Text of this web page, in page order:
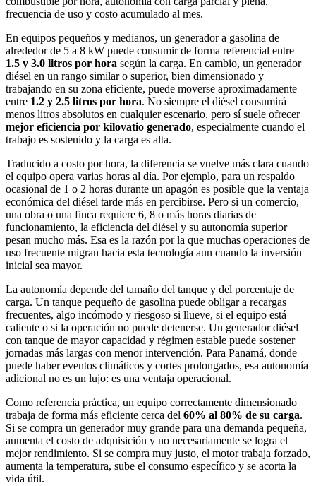
frecuencia de uso y costo acumulado al mes.
En equipos pequeños y medianos, un generador a gasolina de
alrededor de 5 a 8 kW puede consumir de forma referencial entre
1.5 y 3.0 litros por hora según la carga. En cambio, un generador
diésel en un rango similar o superior, bien dimensionado y
trabajando en su zona eficiente, puede moverse aproximadamente
entre 1.2 y 2.5 litros por hora. No siempre el diésel consumirá
menos litros absolutos en cualquier escenario, pero sí suele ofrecer
mejor eficiencia por kilovatio generado, especialmente cuando el
trabajo es sostenido y la carga es alta.
Traducido a costo por hora, la diferencia se vuelve más clara cuando
el equipo opera varias horas al día. Por ejemplo, para un respaldo
ocasional de 1 o 2 horas durante un apagón es posible que la ventaja
económica del diésel tarde más en percibirse. Pero si un comercio,
una obra o una finca requiere 6, 8 o más horas diarias de
funcionamiento, la eficiencia del diésel y su autonomía superior
pesan mucho más. Esa es la razón por la que muchas operaciones de
uso frecuente migran hacia esta tecnología aun cuando la inversión
inicial sea mayor.
La autonomía depende del tamaño del tanque y del porcentaje de
carga. Un tanque pequeño de gasolina puede obligar a recargas
frecuentes, algo incómodo y riesgoso si llueve, si el equipo está
caliente o si la operación no puede detenerse. Un generador diésel
con tanque de mayor capacidad y régimen estable puede sostener
jornadas más largas con menor intervención. Para Panamá, donde
puede haber eventos climáticos y cortes prolongados, esa autonomía
adicional no es un lujo: es una ventaja operacional.
Como referencia práctica, un equipo correctamente dimensionado
trabaja de forma más eficiente cerca del 60% al 80% de su carga.
Si se compra un generador muy grande para una demanda pequeña,
aumenta el costo de adquisición y no necesariamente se logra el
mejor rendimiento. Si se compra muy justo, el motor trabaja forzado,
aumenta la temperatura, sube el consumo específico y se acorta la
vida útil.